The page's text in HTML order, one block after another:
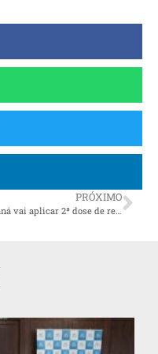
PRÓXIMO
Paraná vai aplicar 2ª dose de reforço contra a Covid-19 em pessoas acima de 40 anos